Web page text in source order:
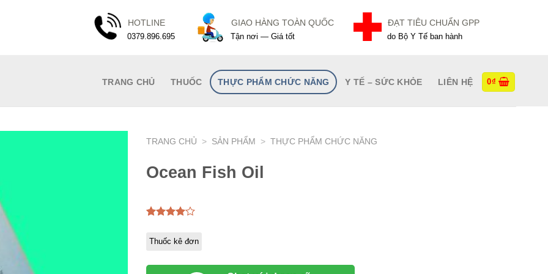
HOTLINE
0379.896.695
GIAO HÀNG TOÀN QUỐC
Tận nơi — Giá tốt
ĐẠT TIÊU CHUẨN GPP
do Bộ Y Tế ban hành
TRANG CHỦ THUỐC THỰC PHẨM CHỨC NĂNG Y TẾ – SỨC KHỎE LIÊN HỆ 0₫
TRANG CHỦ > SẢN PHẨM > THỰC PHẨM CHỨC NĂNG
Ocean Fish Oil
Thuốc kê đơn
5 dựa
trênđánh